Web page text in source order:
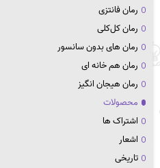
رمان فانتزی
رمان کل‌کلی
رمان های بدون سانسور
رمان هم خانه ای
رمان هیجان انگیز
محصولات
اشتراک ها
اشعار
تاریخی